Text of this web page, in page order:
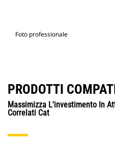
Foto professionale
PRODOTTI
Massimizza L'investimento In
Correlati Cat